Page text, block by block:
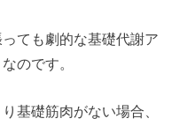
ても劇的な基礎代謝ア
のです。
基礎筋肉がない場合、